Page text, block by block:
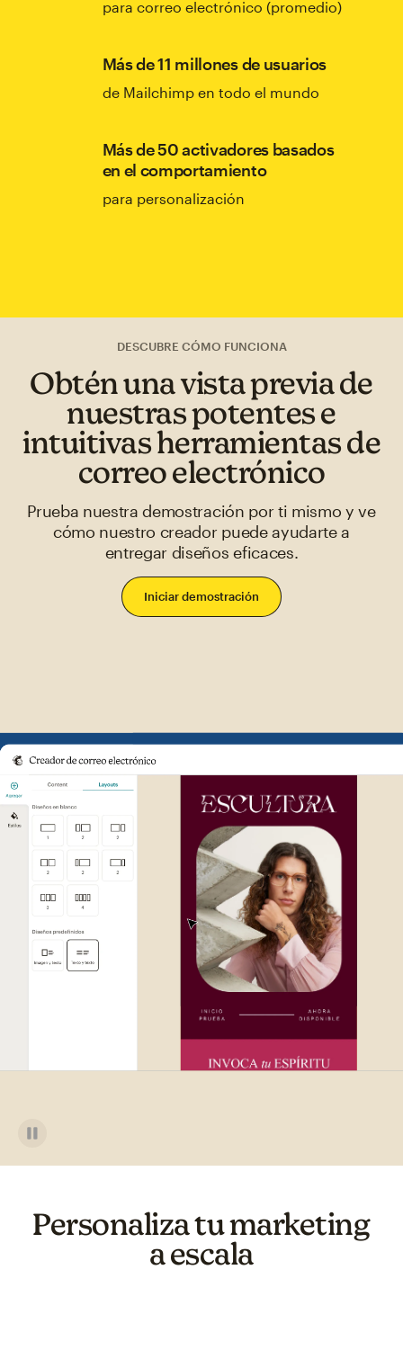
para correo electrónico (promedio)
Más de 11 millones de usuarios
de Mailchimp en todo el mundo
Más de 50 activadores basados
en el comportamiento
para personalización
DESCUBRE CÓMO FUNCIONA
Obtén una vista previa de
nuestras potentes e
intuitivas herramientas de
correo electrónico
Prueba nuestra demostración por ti mismo y ve
cómo nuestro creador puede ayudarte a
entregar diseños eficaces.
Iniciar demostración
Ejemplo de la interfaz de
Personaliza tu marketing
a escala